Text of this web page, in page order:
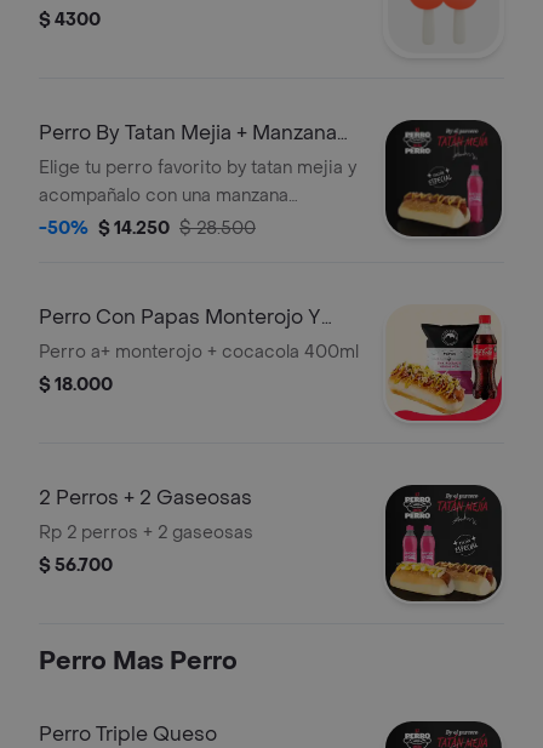
$ 4300
Perro By Tatan Mejia + Manzana
400ml
Elige tu perro favorito by tatan mejia y
acompañalo con una manzana
postobon 400ml
-50% $ 14.250 $ 28.500
Perro Con Papas Monterojo Y
Gaseosa
Perro a+ monterojo + cocacola 400ml
$ 18.000
2 Perros + 2 Gaseosas
Rp 2 perros + 2 gaseosas
$ 56.700
Perro Mas Perro
Perro Triple Queso